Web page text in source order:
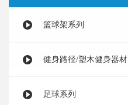
篮球架系列
健身路径/塑木健身器材
足球系列